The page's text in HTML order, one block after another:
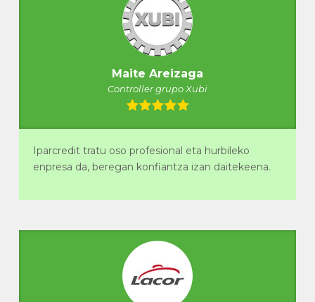
Maite Areizaga
Controller grupo Xubi
Iparcredit tratu oso profesional eta hurbileko
enpresa da, beregan konfiantza izan daitekeena.